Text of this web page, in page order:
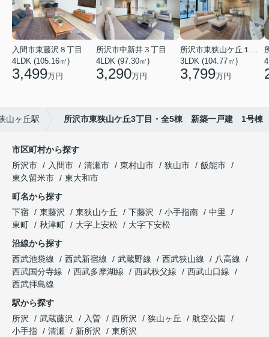
入間市東藤沢８丁目
4LDK (105.16㎡)
3,499万円
所沢市中新井３丁目
4LDK (97.30㎡)
3,290万円
所沢市東狭山ケ丘１丁目
3LDK (104.77㎡)
3,799万円
山ヶ丘駅 所沢市東狭山ケ丘3丁目・全5棟 新築一戸建 1号棟
市区町村から探す
所沢市
入間市 清瀬市 東村山市 狭山市
飯能市
東久留米市
東大和市
町名から探す
下宿
東藤沢 東狭山ケ丘 下藤沢 小手指南
中里
東町
秋津町 大字上安松
大字下安松
沿線から探す
西武池袋線
西武新宿線 武蔵野線 西武狭山線
八高線
西武国分寺線
西武多摩湖線 西武秩父線
西武山口線
西武拝島線
駅から探す
所沢
武蔵藤沢 入曽 西所沢 狭山ヶ丘
航空公園
小手指
清瀬 新所沢 東所沢